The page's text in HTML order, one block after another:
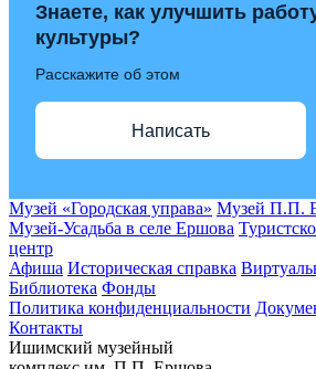
Знаете, как улучшить
культуры?
Расскажите об этом
Написать
Музей «Городская управа» Музей П.П.
Музей-Усадьба в селе Ершова
центр
Афиша Историческая справка
Библиотека Фонды
Политика конфиденциальности
Контакты
Ишимский музейный